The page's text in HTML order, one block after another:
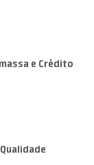
e Crédito